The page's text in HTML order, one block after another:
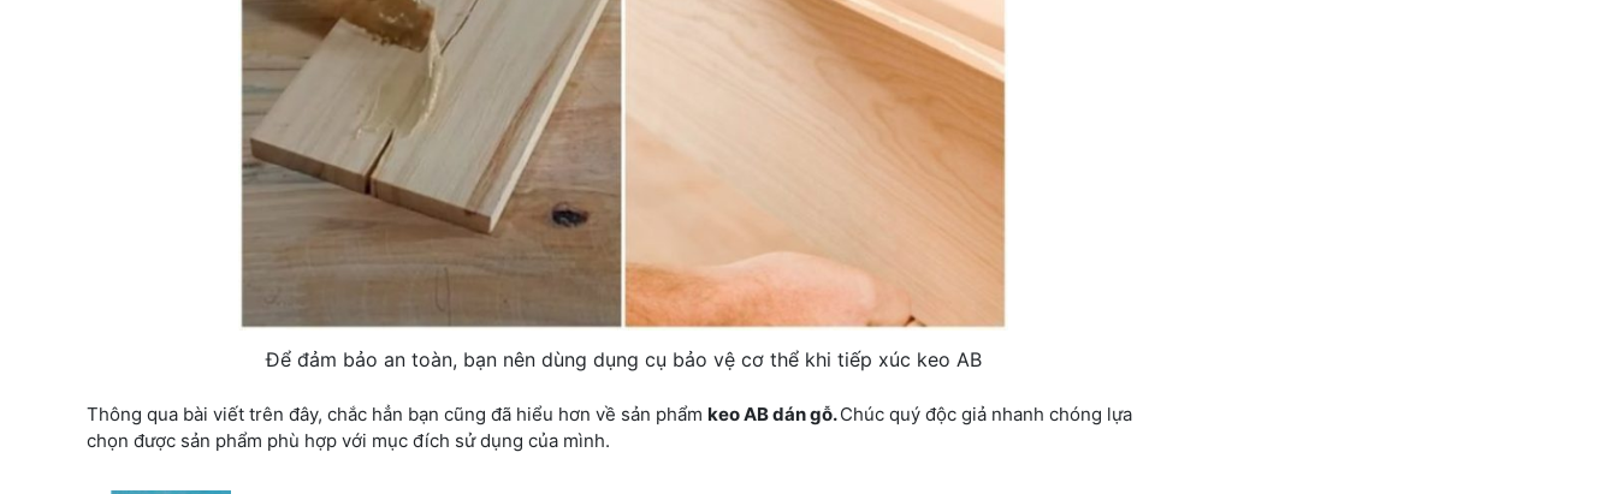
Để đảm bảo an toàn, bạn nên dùng dụng cụ bảo vệ cơ thể khi tiếp xúc keo AB
Thông qua bài viết trên đây, chắc hẳn bạn cũng đã hiểu hơn về sản phẩm keo AB dán gỗ.Chúc quý độc giả nhanh chóng lựa
chọn được sản phẩm phù hợp với mục đích sử dụng của mình.